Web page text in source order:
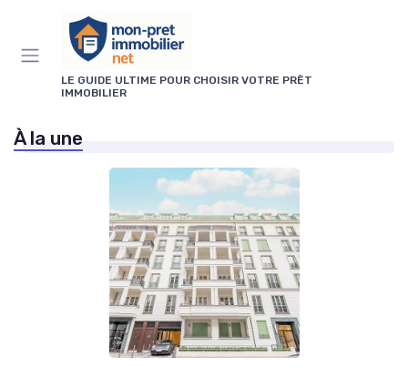
LE GUIDE ULTIME POUR CHOISIR VOTRE PRÊT
IMMOBILIER
À la une